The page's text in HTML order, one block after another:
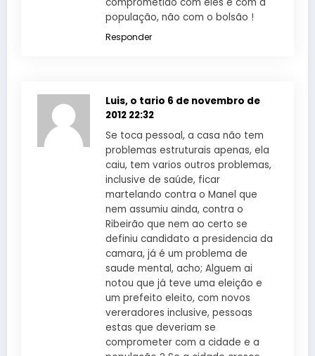
população, não com o bolsão !
Responder
Luis, o tario 6 de novembro de
2012 22:32
Se toca pessoal, a casa não tem
problemas estruturais apenas, ela
caiu, tem varios outros problemas,
inclusive de saúde, ficar
martelando contra o Manel que
nem assumiu ainda, contra o
Ribeirão que nem ao certo se
definiu candidato a presidencia da
camara, já é um problema de
saude mental, acho; Alguem ai
notou que já teve uma eleição e
um prefeito eleito, com novos
vereradores inclusive, pessoas
estas que deveriam se
comprometer com a cidade e a